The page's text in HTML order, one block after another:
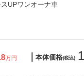
UPワンオーナ車
.8万円
本体価格(税込)